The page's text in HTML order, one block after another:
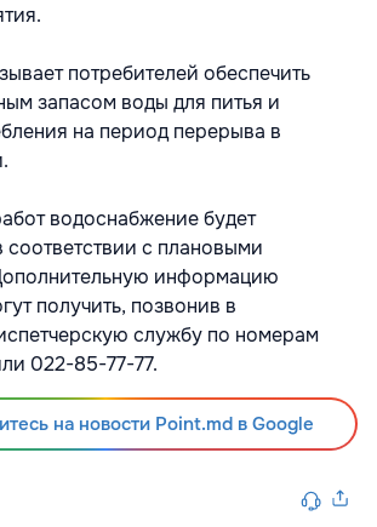
потребителей обеспечить
запасом воды для питья и
на период перерыва в
водоснабжение будет
соответствии с плановыми
информацию
получить, позвонив в
службу по номерам
022-85-77-77.
на новости Point.md в Google